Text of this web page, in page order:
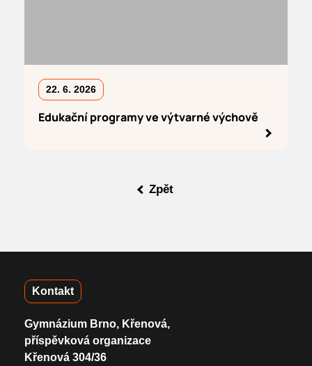
22. 6. 2026
Edukační programy ve výtvarné výchově
Zpět
Kontakt
Gymnázium Brno, Křenová,
příspěvková organizace
Křenová 304/36